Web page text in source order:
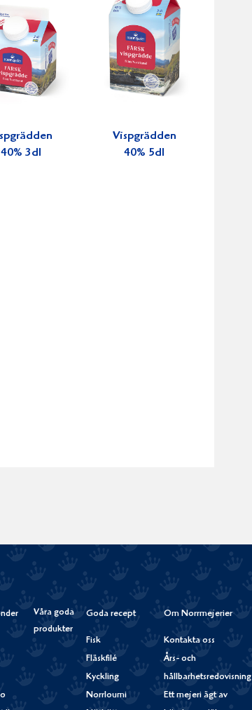
40% 3dl
Vispgrädden
40% 5dl
Våra goda
produkter
Goda recept
Fisk
Fläskfilé
Kyckling
Norrloumi
Om Norrmejerier
Kontakta oss
Års- och
hållbarhetsredovisning
Ett mejeri ägt av